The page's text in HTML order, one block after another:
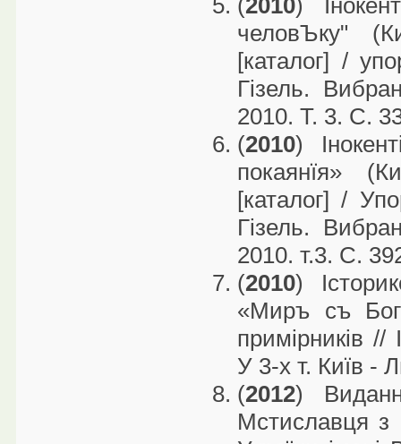
человЪку"
[каталог] /
Гізель.
2010. Т. 3. С.
(2010)
покаянїя»
[каталог] /
Гізель.
2010. т.3. С.
(2010)
«Миръ съ
примірників //
У 3-х т. Київ -
(2012)
Мстиславця з